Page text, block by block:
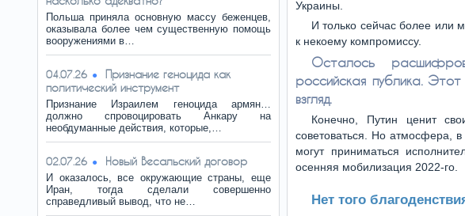
Польша приняла основную массу беженцев,
оказывала более чем существенную помощь
вооружениями в…
04.07.26
Признание геноцида как
политический инструмент
Признание Израилем геноцида армян…
должно спровоцировать Анкару на
необдуманные действия, которые,…
02.07.26 Новый Весальский договор
И оказалось, все окружающие страны, еще
Иран, тогда сделали совершенно
справедливый вывод, что не…
Украины.
И только сейчас более или
к некоему компромиссу.
Осталось
российская публика.
взгляд.
Конечно, Путин ценит
советоваться. Но атмосфера,
могут приниматься
осенняя мобилизация 2022-го.
Нет того